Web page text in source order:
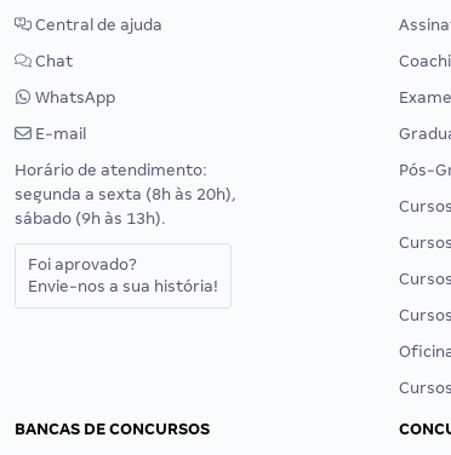
Central de ajuda
Chat
WhatsApp
E-mail
Horário de atendimento:
segunda a sexta (8h às 20h),
sábado (9h às 13h).
Foi aprovado?
Envie-nos a sua história!
Pós-
BANCAS DE CONCURSOS